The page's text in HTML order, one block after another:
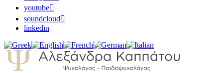
youtube
soundcloud
linkedin